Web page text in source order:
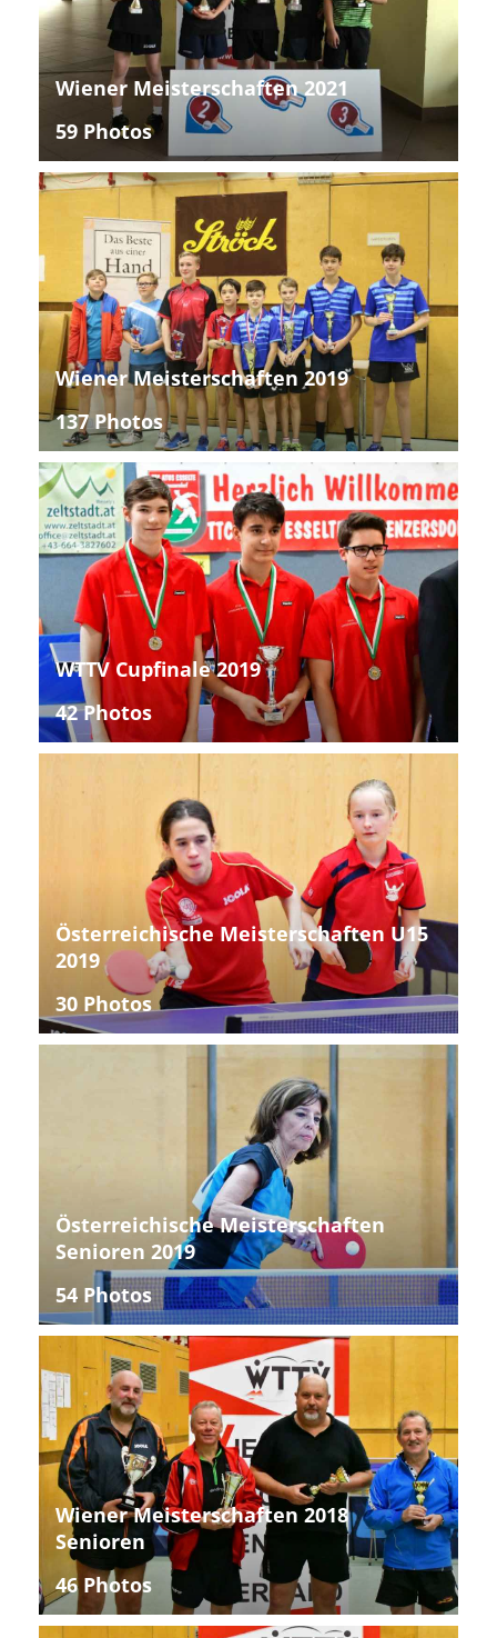
Wiener Meisterschaften 2021
59 Photos
Wiener Meisterschaften 2019
137 Photos
WTTV Cupfinale 2019
42 Photos
Österreichische Meisterschaften U15
2019
30 Photos
Österreichische Meisterschaften
Senioren 2019
54 Photos
Wiener Meisterschaften 2018
Senioren
46 Photos